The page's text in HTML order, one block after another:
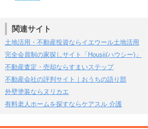
関連サイト
土地活用・不動産投資ならイエウール土地活用
完全会員制の家探しサイト「Housii(ハウシー)」
不動産査定・売却ならすまいステップ
不動産会社の評判サイト｜おうちの語り部
外壁塗装ならヌリカエ
有料老人ホームを探すならケアスル 介護